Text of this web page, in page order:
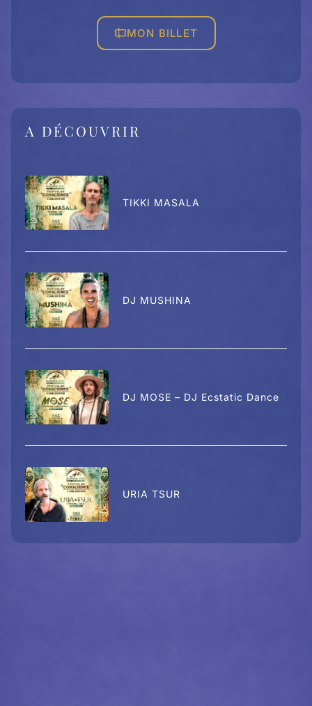
MON BILLET
A DÉCOUVRIR
TIKKI MASALA
DJ MUSHINA
DJ MOSE – DJ Ecstatic Dance
URIA TSUR